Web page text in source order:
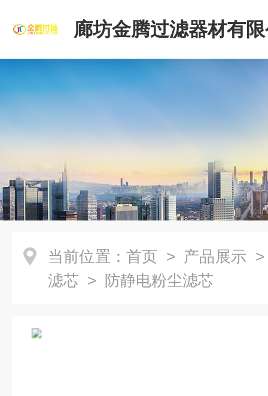
廊坊金腾过滤器材有
当前位置： 首页 > 产品展示
滤芯 > 防静电粉尘滤芯